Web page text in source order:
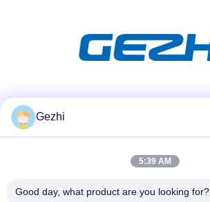
Contatto rapido
Telefono
Gezhi
5:39 AM
Good day, what product are you looking for?